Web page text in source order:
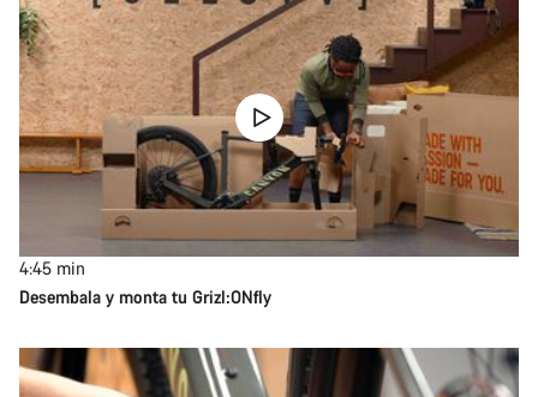
4:45 min
Desembala y monta tu Grizl:ONfly